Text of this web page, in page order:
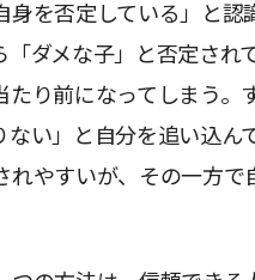
を否定している」と認
ダメな子」と否定され
たり前になってしまう。
い」と自分を追い込ん
れやすいが、その一方で